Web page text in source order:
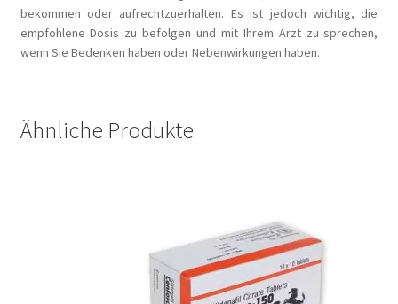
bekommen oder aufrechtzuerhalten. Es ist jedoch wichtig, die
empfohlene Dosis zu befolgen und mit Ihrem Arzt zu sprechen,
wenn Sie Bedenken haben oder Nebenwirkungen haben.
Ähnliche Produkte